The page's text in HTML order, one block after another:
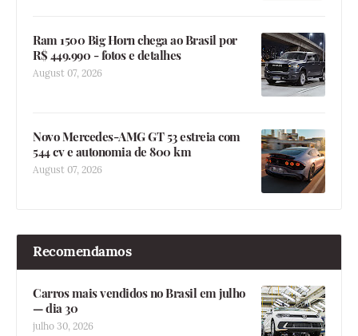
Ram 1500 Big Horn chega ao Brasil por
R$ 449.990 - fotos e detalhes
August 07, 2026
Novo Mercedes-AMG GT 53 estreia com
544 cv e autonomia de 800 km
August 07, 2026
Recomendamos
Carros mais vendidos no Brasil em julho
— dia 30
julho 30, 2026